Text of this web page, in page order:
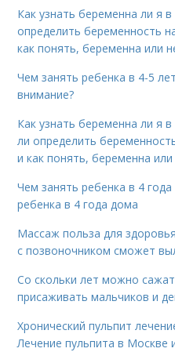
Как узнать беременна ли я
определить беременность
как понять, беременна или
Чем занять ребенка в 4-5
внимание?
Как узнать беременна ли я
ли определить
и как понять, беременна или
Чем занять ребенка в 4
ребенка в 4 года дома
Массаж польза для
с позвоночником сможет
Со скольки лет можно
присаживать мальчиков и
Хронический пульпит
Лечение пульпита в Москве